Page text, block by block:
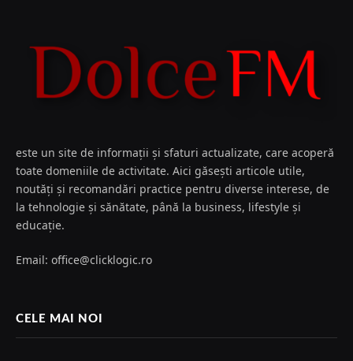
este un site de informații și sfaturi actualizate, care acoperă
toate domeniile de activitate. Aici găsești articole utile,
noutăți și recomandări practice pentru diverse interese, de
la tehnologie și sănătate, până la business, lifestyle și
educație.
Email: office@clicklogic.ro
CELE MAI NOI